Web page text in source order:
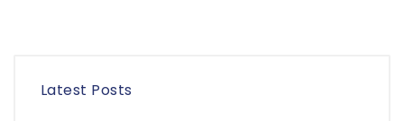
Latest Posts